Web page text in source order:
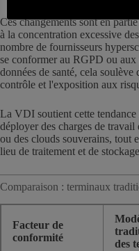
Ces changements sont en
à la concentration excessive
nombre de fournisseurs
se conformer au RGPD ou
données de santé, cela
contrôle et l'exposition aux
La VDI soutient cette
déployer des charges de travail
ou des clouds souverains, tout
lieu de traitement et de
Comparaison : terminaux
Facteur de
conformité
des